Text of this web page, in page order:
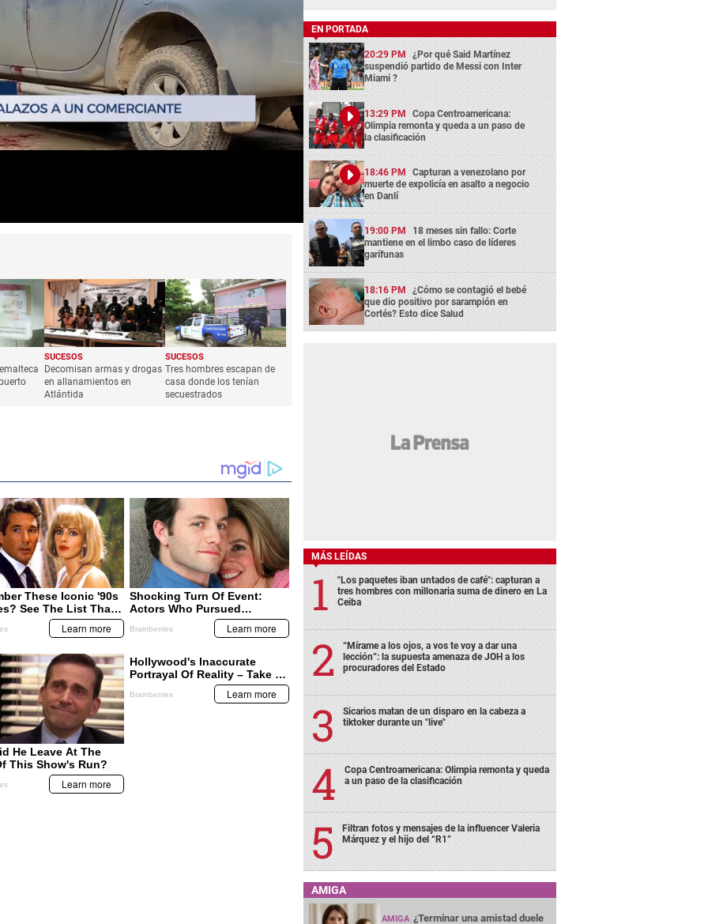
SUCESOS
Decomisan armas y drogas
en allanamientos en
Atlántida
SUCESOS
Tres hombres escapan de
casa donde los tenían
secuestrados
EN PORTADA
20:29 PM ¿Por qué Said Martínez
suspendió partido de Messi con Inter
Miami ?
13:29 PM Copa Centroamericana:
Olimpia remonta y queda a un paso de
la clasificación
18:46 PM Capturan a venezolano por
muerte de expolicía en asalto a negocio
en Danlí
19:00 PM 18 meses sin fallo: Corte
mantiene en el limbo caso de líderes
garífunas
18:16 PM ¿Cómo se contagió el bebé
que dio positivo por sarampión en
Cortés? Esto dice Salud
MÁS LEÍDAS
"Los paquetes iban untados de café": capturan a
tres hombres con millonaria suma de dinero en La
Ceiba
“Mírame a los ojos, a vos te voy a dar una
lección”: la supuesta amenaza de JOH a los
procuradores del Estado
Sicarios matan de un disparo en la cabeza a
tiktoker durante un "live"
Copa Centroamericana: Olimpia remonta y queda
a un paso de la clasificación
Filtran fotos y mensajes de la influencer Valeria
Márquez y el hijo del “R1”
AMIGA
AMIGA ¿Terminar una amistad duele